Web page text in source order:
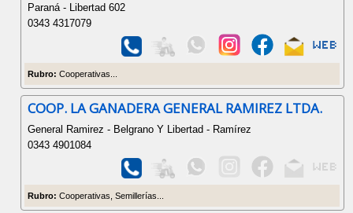
Paraná - Libertad 602
0343 4317079
Rubro: Cooperativas...
COOP. LA GANADERA GENERAL RAMIREZ LTDA.
General Ramirez - Belgrano Y Libertad - Ramírez
0343 4901084
Rubro: Cooperativas, Semillerías...